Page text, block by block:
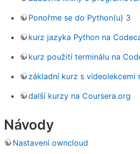
Ponořme se do Python(u) 3
kurz jazyka Python na
kurz použití terminálu na
základní kurz s videolekcemi
další kurzy na Coursera.org
Návody
Nastavení owncloud